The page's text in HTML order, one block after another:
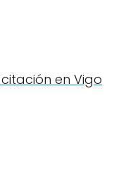
en Vigo